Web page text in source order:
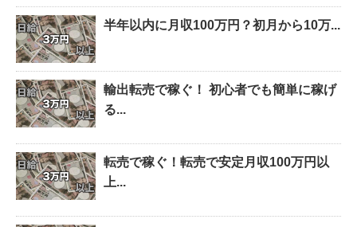
半年以内に月収100万円？初月から10万...
輸出転売で稼ぐ！ 初心者でも簡単に稼げ
る...
転売で稼ぐ！転売で安定月収100万円以
上...